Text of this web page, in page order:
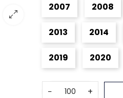
2007 2008
2013 2014
2019 2020
− +